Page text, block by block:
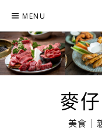
content
MENU
麥
美食｜